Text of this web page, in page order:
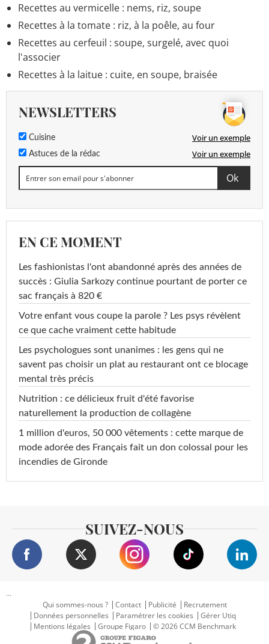
Recettes au vermicelle : nems, riz, soupe
Recettes à la tomate : riz, à la poêle, au four
Recettes au cerfeuil : soupe, surgelé, avec quoi
l'associer
Recettes à la laitue : cuite, en soupe, braisée
NEWSLETTERS
Cuisine Voir un exemple
Astuces de la rédac Voir un exemple
EN CE MOMENT
Les fashionistas l'ont abandonné après des années de
succès : Giulia Sarkozy continue pourtant de porter ce
sac français à 820 €
Votre enfant vous coupe la parole ? Les psys révèlent
ce que cache vraiment cette habitude
Les psychologues sont unanimes : les gens qui ne
savent pas choisir un plat au restaurant ont ce blocage
mental très précis
Nutrition : ce délicieux fruit d'été favorise
naturellement la production de collagène
1 million d'euros, 50 000 vêtements : cette marque de
mode adorée des Français fait un don colossal pour les
incendies de Gironde
SUIVEZ-NOUS
...
Qui sommes-nous ?
Contact Publicité
Recrutement
Données personnelles
Paramétrer les cookies
Gérer Utiq
Mentions légales
Groupe Figaro © 2026 CCM Benchmark